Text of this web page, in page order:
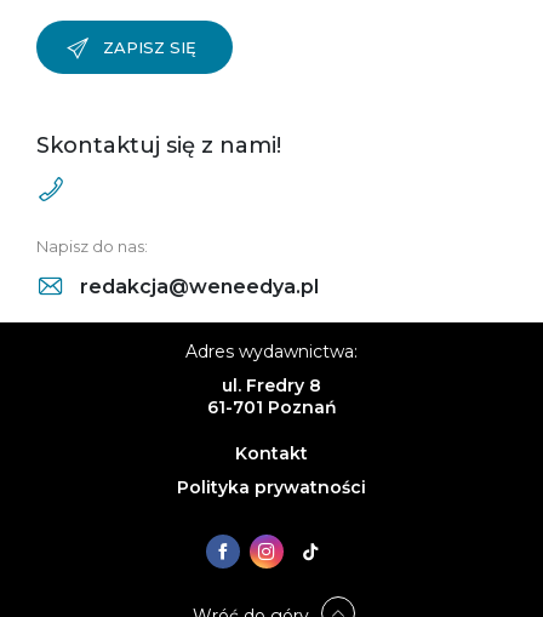
ZAPISZ SIĘ
Skontaktuj się z nami!
Napisz do nas:
redakcja@weneedya.pl
Adres wydawnictwa:
ul. Fredry 8
61-701 Poznań
Kontakt
Polityka prywatności